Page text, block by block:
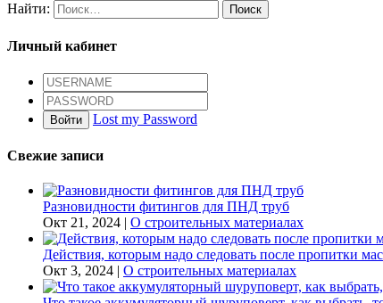
Найти:
Личный кабинет
Войти Lost my Password
Свежие записи
Разновидности фитингов для ПНД труб
Окт 21, 2024
О строительных материалах
Действия, которым надо следовать после пропитки
Окт 3, 2024
О строительных материалах